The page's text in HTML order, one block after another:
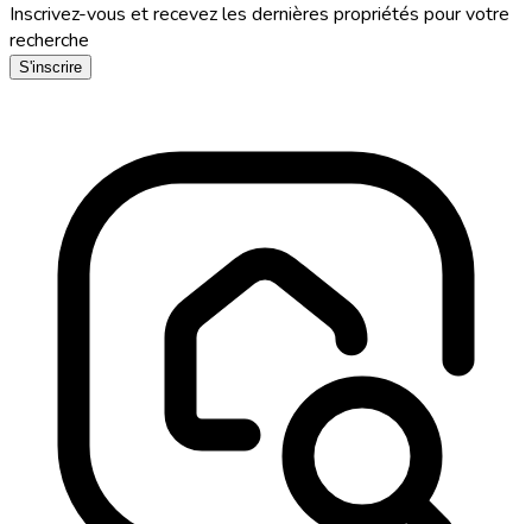
Inscrivez-vous et recevez les dernières propriétés pour votre
recherche
S'inscrire